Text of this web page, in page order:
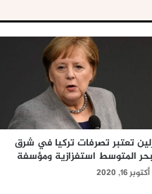
تعتبر تصرفات تركيا في شرق
المتوسط استفزازية ومؤسفة
أكتوبر 16, 2020